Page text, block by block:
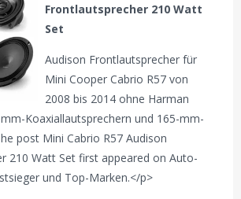
Frontlautsprecher 210 Watt
Set
Audison Frontlautsprecher für
Mini Cooper Cabrio R57 von
2008 bis 2014 ohne Harman
Koaxiallautsprechern und 165-mm-
post Mini Cabrio R57 Audison
210 Watt Set first appeared on Auto-
und Top-Marken.</p>